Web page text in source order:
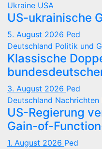
Ukraine USA
US-ukrainische
5. August 2026 Ped
Deutschland Politik und
Klassische
3. August 2026 Ped
Deutschland Nachrichten
US-Regierung
Gain-of-
1. August 2026 Ped